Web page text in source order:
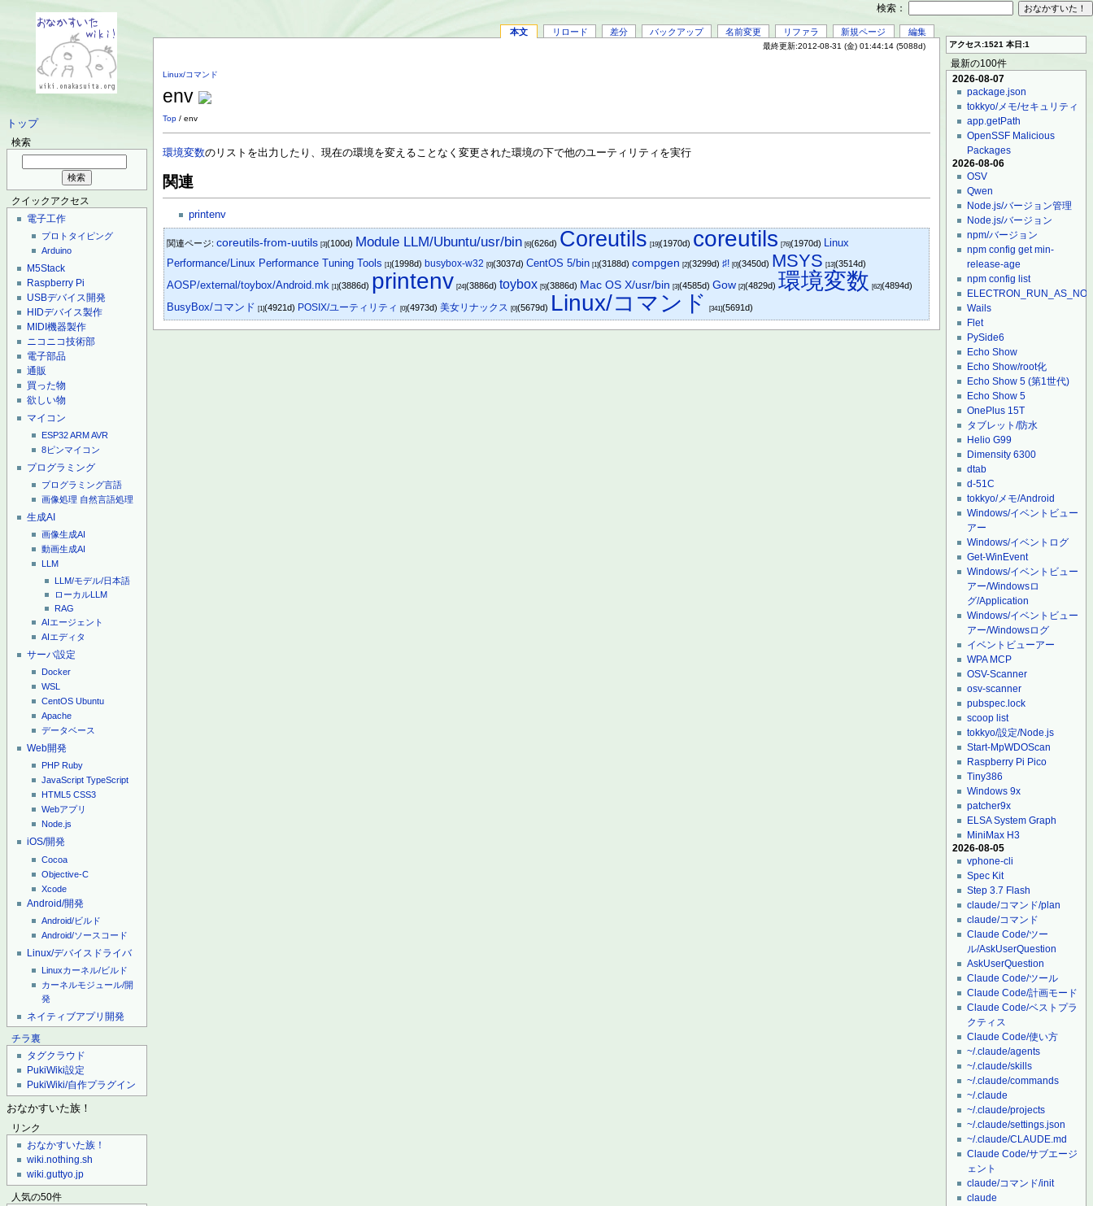
トップ
検索
クイックアクセス
電子工作
プロトタイピング
Arduino
M5Stack
Raspberry Pi
USBデバイス開発
HIDデバイス製作
MIDI機器製作
ニコニコ技術部
電子部品
通販
買った物
欲しい物
マイコン
ESP32ARMAVR
8ピンマイコン
プログラミング
プログラミング言語
画像処理 自然言語処理
生成AI
画像生成AI
動画生成AI
LLM
LLM/モデル/日本語
ローカルLLM
RAG
AIエージェント
AIエディタ
サーバ設定
Docker
WSL
CentOS Ubuntu
Apache
データベース
Web開発
PHP Ruby
JavaScript TypeScript
HTML5 CSS3
Webアプリ
Node.js
iOS/開発
Cocoa
Objective-C
Xcode
Android/開発
Android/ビルド
Android/ソースコード
Linux/デバイスドライバ
Linuxカーネル/ビルド
カーネルモジュール/開
発
ネイティブアプリ開発
チラ裏
タグクラウド
PukiWiki設定
PukiWiki/自作プラグイン
おなかすいた族！
リンク
おなかすいた族！
wiki.nothing.sh
wiki.guttyo.jp
人気の50件
本文 リロード 差分 バックアップ 名前変更 リファラ 新規ページ 編集
最終更新:2012-08-31 (金) 01:44:14 (5088d)
Linux/コマンド
env
Top / env
環境変数のリストを出力したり、現在の環境を変えることなく変更された環境の下で他のユーティリティを実行
関連
printenv
関連ページ:coreutils-from-uutils [3](100d) Module LLM/Ubuntu/usr/bin [6](626d) Coreutils [19](1970d) coreutils [76](1970d) Linux
Performance/Linux Performance Tuning Tools [1](1998d) busybox-w32 [0](3037d)CentOS 5/bin [1](3188d)compgen [2](3299d)♯! [0](3450d) MSYS [13](3514d)
AOSP/external/toybox/Android.mk [1](3886d) printenv [24](3886d) toybox [5](3886d) Mac OS X/usr/bin [3](4585d)Gow [2](4829d)環境変数 [62](4894d)
BusyBox/コマンド [1](4921d) POSIX/ユーティリティ [0](4973d)美女リナックス [0](5679d) Linux/コマンド [341](5691d)
アクセス:1521 本日:1
最新の100件
2026-08-07
package.json
tokkyo/メモ/セキュリティ
app.getPath
OpenSSF Malicious
Packages
2026-08-06
OSV
Qwen
Node.js/バージョン管理
Node.js/バージョン
npm/バージョン
npm config get min-
release-age
npm config list
Wails
Flet
PySide6
Echo Show
Echo Show/root化
Echo Show 5 (第1世代)
Echo Show 5
OnePlus 15T
タブレット/防水
Helio G99
Dimensity 6300
dtab
d-51C
tokkyo/メモ/Android
Windows/イベントビュー
アー
Windows/イベントログ
Get-WinEvent
Windows/イベントビュー
アー/Windowsロ
グ/Application
Windows/イベントビュー
アー/Windowsログ
イベントビューアー
WPA MCP
OSV-Scanner
osv-scanner
pubspec.lock
scoop list
tokkyo/設定/Node.js
Start-MpWDOScan
Raspberry Pi Pico
Tiny386
Windows 9x
patcher9x
ELSA System Graph
MiniMax H3
2026-08-05
vphone-cli
Spec Kit
Step 3.7 Flash
claude/コマンド/plan
claude/コマンド
Claude Code/ツー
ル/AskUserQuestion
AskUserQuestion
Claude Code/ツール
Claude Code/計画モード
Claude Code/ベストプラ
クティス
Claude Code/使い方
~/.claude/agents
~/.claude/skills
~/.claude/commands
~/.claude
~/.claude/projects
~/.claude/settings.json
~/.claude/CLAUDE.md
Claude Code/サブエージ
ェント
claude/コマンド/init
claude
検索：